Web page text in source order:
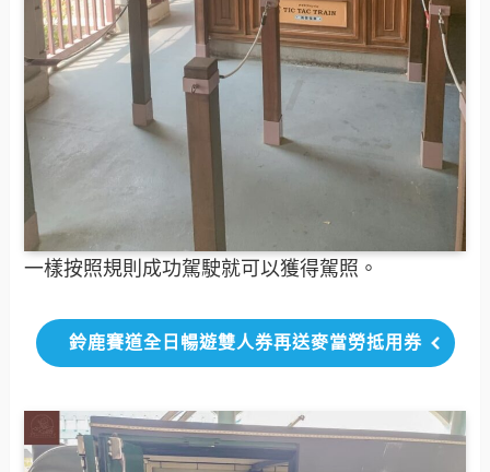
一樣按照規則成功駕駛就可以獲得駕照。
鈴鹿賽道全日暢遊雙人券再送麥當勞抵用券